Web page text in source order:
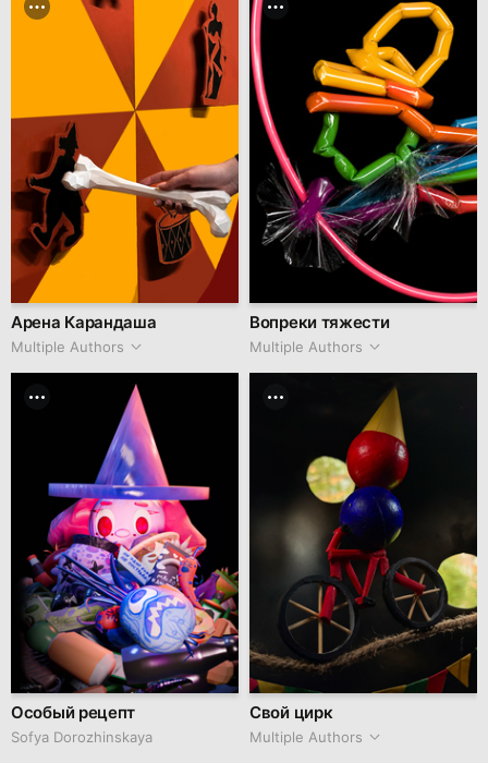
Арена Карандаша
Multiple Authors
Вопреки тяжести
Multiple Authors
Особый рецепт
Sofya Dorozhinskaya
Свой цирк
Multiple Authors